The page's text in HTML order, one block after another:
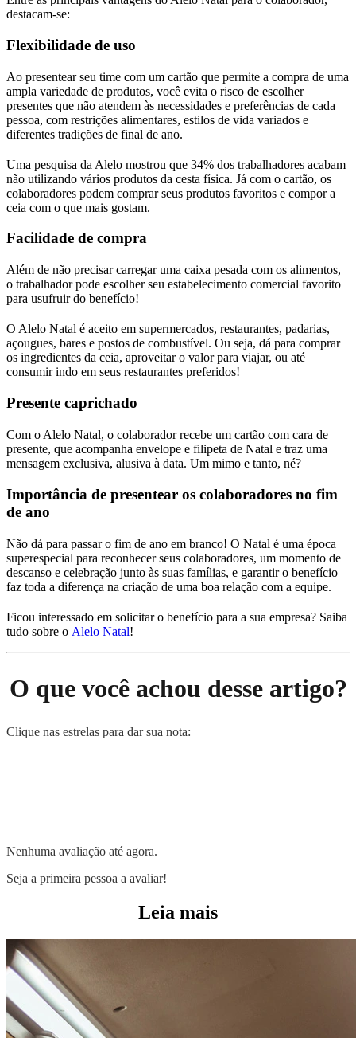
destacam-se:
Flexibilidade de uso
Ao presentear seu time com um cartão que permite a compra de uma
ampla variedade de produtos, você evita o risco de escolher
presentes que não atendem às necessidades e preferências de cada
pessoa, com restrições alimentares, estilos de vida variados e
diferentes tradições de final de ano.
Uma pesquisa da Alelo mostrou que 34% dos trabalhadores acabam
não utilizando vários produtos da cesta física. Já com o cartão, os
colaboradores podem comprar seus produtos favoritos e compor a
ceia com o que mais gostam.
Facilidade de compra
Além de não precisar carregar uma caixa pesada com os alimentos,
o trabalhador pode escolher seu estabelecimento comercial favorito
para usufruir do benefício!
O Alelo Natal é aceito em supermercados, restaurantes, padarias,
açougues, bares e postos de combustível. Ou seja, dá para comprar
os ingredientes da ceia, aproveitar o valor para viajar, ou até
consumir indo em seus restaurantes preferidos!
Presente caprichado
Com o Alelo Natal, o colaborador recebe um cartão com cara de
presente, que acompanha envelope e filipeta de Natal e traz uma
mensagem exclusiva, alusiva à data. Um mimo e tanto, né?
Importância de presentear os colaboradores no fim
de ano
Não dá para passar o fim de ano em branco! O Natal é uma época
superespecial para reconhecer seus colaboradores, um momento de
descanso e celebração junto às suas famílias, e garantir o benefício
faz toda a diferença na criação de uma boa relação com a equipe.
Ficou interessado em solicitar o benefício para a sua empresa? Saiba
tudo sobre o Alelo Natal!
O que você achou desse artigo?
Clique nas estrelas para dar sua nota:
Nenhuma avaliação até agora.
Seja a primeira pessoa a avaliar!
Leia mais